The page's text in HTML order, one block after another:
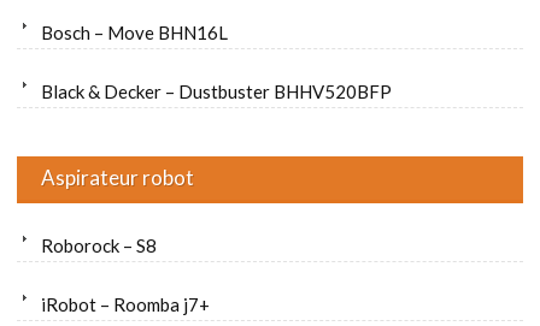
Bosch – Move BHN16L
Black & Decker – Dustbuster BHHV520BFP
Aspirateur robot
Roborock – S8
iRobot – Roomba j7+